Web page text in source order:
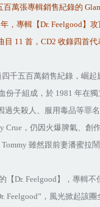
百萬張專輯銷售紀錄的
年，專輯【Dr. Feelgood】
目 11 首， CD2 收錄四首代
千五百萬銷售紀錄，崛起
份子組成，於 1981 年在獨
過失殺人、服用毒品等罪
Crue ，仍因火爆脾氣、創
Tommy 雖然跟前妻潘蜜拉
【Dr. Feelgood 】，專輯不
Feelgood” ，風光掀起該